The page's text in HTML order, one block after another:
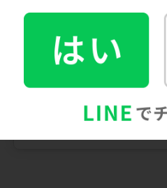
※2022年度のカチエックスとバ